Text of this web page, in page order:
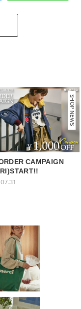
NEWS
SHOP NEWS
CAMPAIGN